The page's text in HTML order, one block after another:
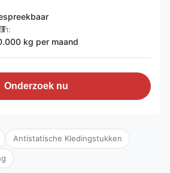
kg per maand
Onderzoek nu
Antistatische Kledingstukken